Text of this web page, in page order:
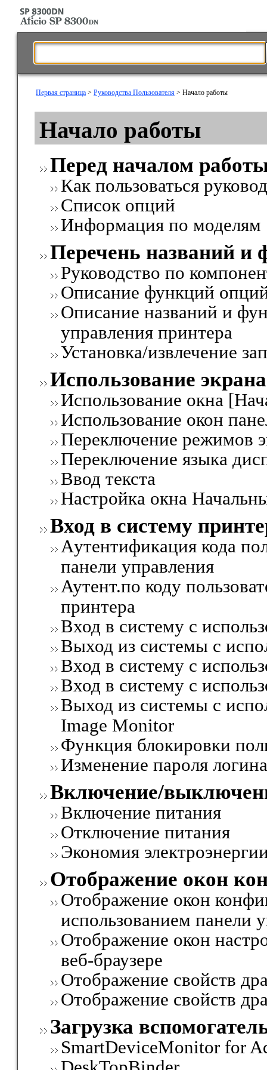
Первая страница > Руководства Пользователя > Начало работы
Начало работы
Перед началом
Как пользоваться
Список опций
Информация по моделям
Перечень названий и
Руководство по
Описание функций
Описание названий и
управления принтера
Установка/извлечение
Использование
Использование окна
Использование окон
Переключение режимов
Переключение языка
Ввод текста
Настройка окна
Вход в систему
Aутентификация кода
панели управления
Аутент.по коду
принтера
Вход в систему с
Выход из системы с
Вход в систему с
Вход в систему с
Выход из системы с
Image Monitor
Функция блокировки
Изменение пароля логина
Включение/
Включение питания
Отключение питания
Экономия
Отображение окон
Отображение окон
использованием панели
Отображение окон
веб-браузере
Отображение свойств
Отображение свойств
Загрузка
SmartDeviceMonitor for